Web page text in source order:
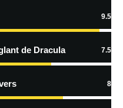
9.5
de Dracula 7.5
8